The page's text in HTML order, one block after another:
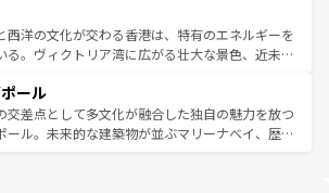
ォーやバインミー、ベトナムコーヒーなどは、ぜ
味わいたい。どの地域を訪れてもあたたかい人々
を迎えてくれるので、きっと忘れられない旅にな
しい。
交差している。北部ではチェンマイなどの山岳地
と触れ合い、南部ではプーケットやクラビの美し
でリゾート気分を楽しむことができる。タイ料理
気候は一年中温暖で、どの季節にも異なる楽しみ
いる。親しみやすいタイの人々、仏教を中心とし
そして多様な観光資源が、訪れる旅人を魅了し続
西洋の文化が交わる香港は、特有のエネルギーを
る。ヴィクトリア湾に広がる壮大な景色、近未来
を訪れても感動するはず。観光スポットが密集し
効率よく見どころを回れるのも魅力。息をのむよ
から文化的な体験まで、香港を存分に楽しみ尽く
ール
交差点として多文化が融合した独自の魅力を放つ
ール。未来的な建築物が並ぶマリーナベイ、歴史